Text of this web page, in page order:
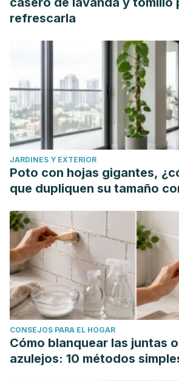
refrescarla
JARDINES Y EXTERIOR
Poto con hojas gigantes,
que dupliquen su tamaño
CONSEJOS PARA EL HOGAR
Cómo blanquear las juntas
azulejos: 10 métodos